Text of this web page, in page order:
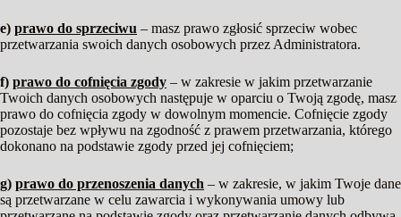
e) prawo do sprzeciwu – masz prawo zgłosić sprzeciw wobec
przetwarzania swoich danych osobowych przez Administratora.
f) prawo do cofnięcia zgody – w zakresie w jakim przetwarzanie
Twoich danych osobowych następuje w oparciu o Twoją zgodę, masz
prawo do cofnięcia zgody w dowolnym momencie. Cofnięcie zgody
pozostaje bez wpływu na zgodność z prawem przetwarzania, którego
dokonano na podstawie zgody przed jej cofnięciem;
g) prawo do przenoszenia danych – w zakresie, w jakim Twoje dane
są przetwarzane w celu zawarcia i wykonywania umowy lub